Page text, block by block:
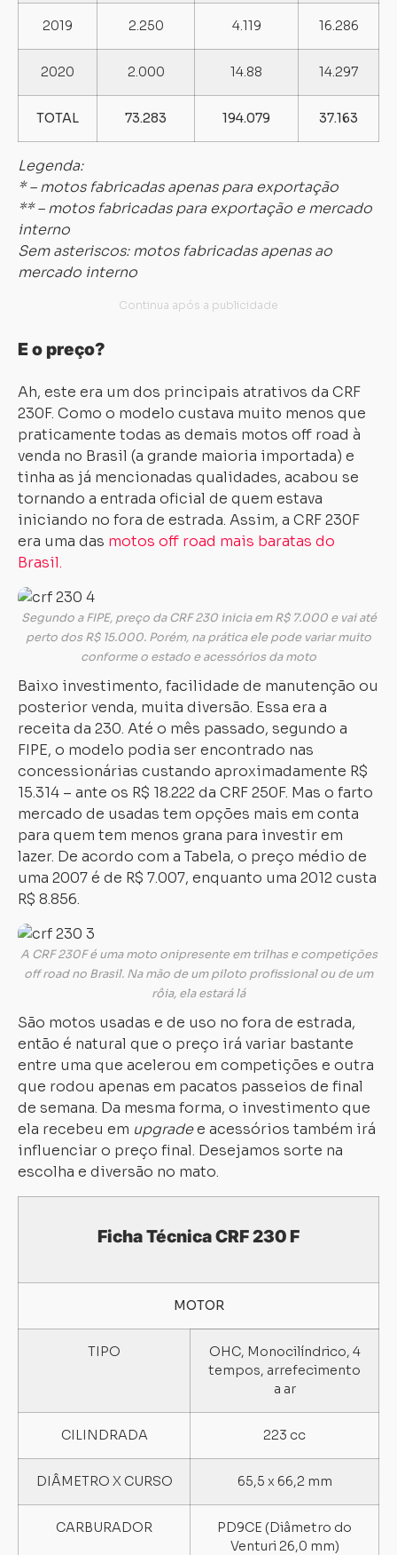
2019 2.250 4.119 16.286
2020 2.000 14.88 14.297
TOTAL 73.283 194.079 37.163
Legenda:
* – motos fabricadas apenas para exportação
** – motos fabricadas para exportação e mercado
interno
Sem asteriscos: motos fabricadas apenas ao
mercado interno
E o preço?
Ah, este era um dos principais atrativos da CRF
230F. Como o modelo custava muito menos que
praticamente todas as demais motos off road à
venda no Brasil (a grande maioria importada) e
tinha as já mencionadas qualidades, acabou se
tornando a entrada oficial de quem estava
iniciando no fora de estrada. Assim, a CRF 230F
era uma das motos off road mais baratas do
Brasil.
Segundo a FIPE, preço da CRF 230 inicia em R$ 7.000 e vai até
perto dos R$ 15.000. Porém, na prática ele pode variar muito
conforme o estado e acessórios da moto
Baixo investimento, facilidade de manutenção ou
posterior venda, muita diversão. Essa era a
receita da 230. Até o mês passado, segundo a
FIPE, o modelo podia ser encontrado nas
concessionárias custando aproximadamente R$
15.314 – ante os R$ 18.222 da CRF 250F. Mas o farto
mercado de usadas tem opções mais em conta
para quem tem menos grana para investir em
lazer. De acordo com a Tabela, o preço médio de
uma 2007 é de R$ 7.007, enquanto uma 2012 custa
R$ 8.856.
A CRF 230F é uma moto onipresente em trilhas e competições
off road no Brasil. Na mão de um piloto profissional ou de um
rôia, ela estará lá
São motos usadas e de uso no fora de estrada,
então é natural que o preço irá variar bastante
entre uma que acelerou em competições e outra
que rodou apenas em pacatos passeios de final
de semana. Da mesma forma, o investimento que
ela recebeu em upgradee acessórios também irá
influenciar o preço final. Desejamos sorte na
escolha e diversão no mato.
Ficha Técnica CRF 230 F
MOTOR
TIPO
OHC, Monocilíndrico, 4
tempos, arrefecimento
a ar
CILINDRADA 223 cc
DIÂMETRO X CURSO 65,5 x 66,2 mm
CARBURADOR
PD9CE (Diâmetro do
Venturi 26,0 mm)
Carregando...
Carregando...